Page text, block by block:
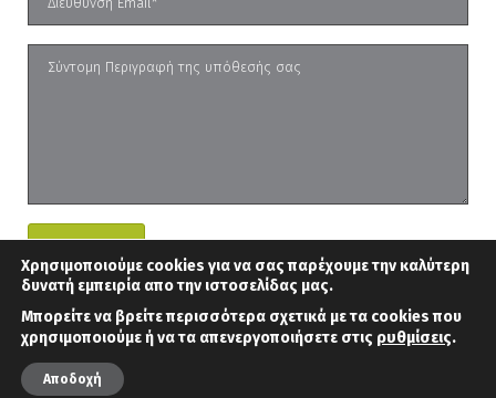
Copyright 2026 Ιάσων
Σκουζός TaxLaw
Powered by
Χρησιμοποιούμε cookies για να σας παρέχουμε την καλύτερη
δυνατή εμπειρία απο την ιστοσελίδας μας.
Μπορείτε να βρείτε περισσότερα σχετικά με τα cookies που
χρησιμοποιούμε ή να τα απενεργοποιήσετε στις ρυθμίσεις.
Αποδοχή